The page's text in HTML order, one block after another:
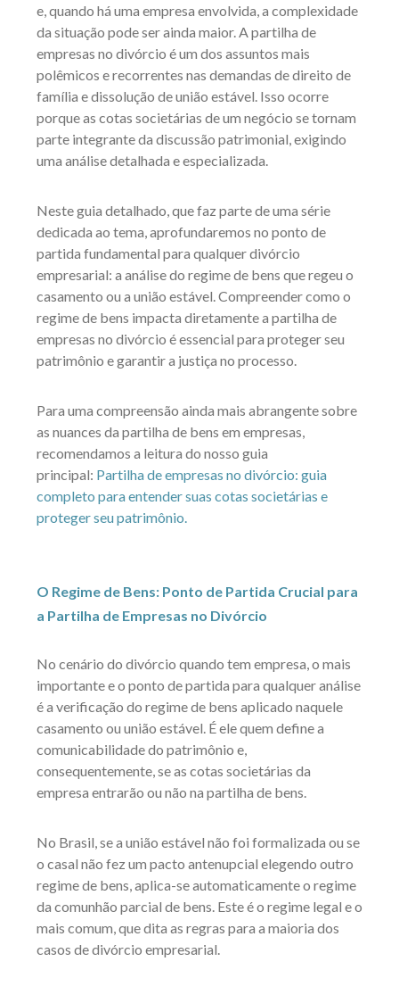
e, quando há uma empresa envolvida, a complexidade
da situação pode ser ainda maior. A partilha de
empresas no divórcio é um dos assuntos mais
polêmicos e recorrentes nas demandas de direito de
família e dissolução de união estável. Isso ocorre
porque as cotas societárias de um negócio se tornam
parte integrante da discussão patrimonial, exigindo
uma análise detalhada e especializada.
Neste guia detalhado, que faz parte de uma série
dedicada ao tema, aprofundaremos no ponto de
partida fundamental para qualquer divórcio
empresarial: a análise do regime de bens que regeu o
casamento ou a união estável. Compreender como o
regime de bens impacta diretamente a partilha de
empresas no divórcio é essencial para proteger seu
patrimônio e garantir a justiça no processo.
Para uma compreensão ainda mais abrangente sobre
as nuances da partilha de bens em empresas,
recomendamos a leitura do nosso guia
principal: Partilha de empresas no divórcio: guia
completo para entender suas cotas societárias e
proteger seu patrimônio.
O Regime de Bens: Ponto de Partida Crucial para
a Partilha de Empresas no Divórcio
No cenário do divórcio quando tem empresa, o mais
importante e o ponto de partida para qualquer análise
é a verificação do regime de bens aplicado naquele
casamento ou união estável. É ele quem define a
comunicabilidade do patrimônio e,
consequentemente, se as cotas societárias da
empresa entrarão ou não na partilha de bens.
No Brasil, se a união estável não foi formalizada ou se
o casal não fez um pacto antenupcial elegendo outro
regime de bens, aplica-se automaticamente o regime
da comunhão parcial de bens. Este é o regime legal e o
mais comum, que dita as regras para a maioria dos
casos de divórcio empresarial.